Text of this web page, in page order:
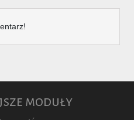
moduły